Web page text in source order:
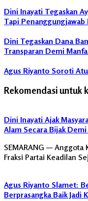
Dini Inayati Tegaskan
Tapi
Dini Tegaskan Dana
Transparan Demi
Agus Riyanto Soroti
Rekomendasi untuk
Dini Inayati Ajak
Alam Secara Bijak
SEMARANG — Anggota
Fraksi Partai Keadilan
Agus Riyanto Slamet:
Berprasangka Baik Jadi